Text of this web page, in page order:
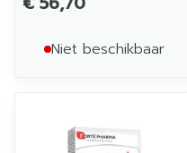
Niet beschikbaar